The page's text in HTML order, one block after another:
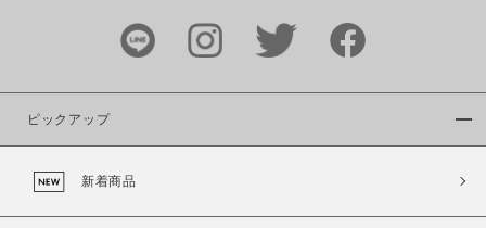
カラー
ピックアップ
新着商品